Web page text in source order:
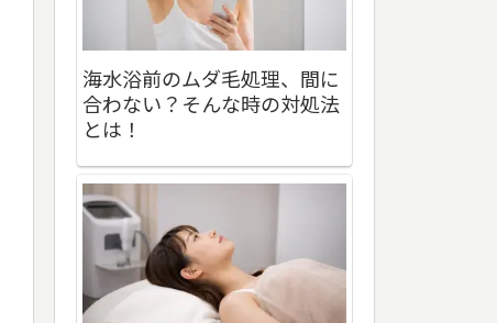
海水浴前のムダ毛処理、間に
合わない？そんな時の対処法
とは！